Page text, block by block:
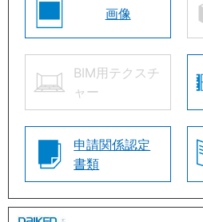
画像
BIM用テクスチ
ャー
申請関係認定
書類